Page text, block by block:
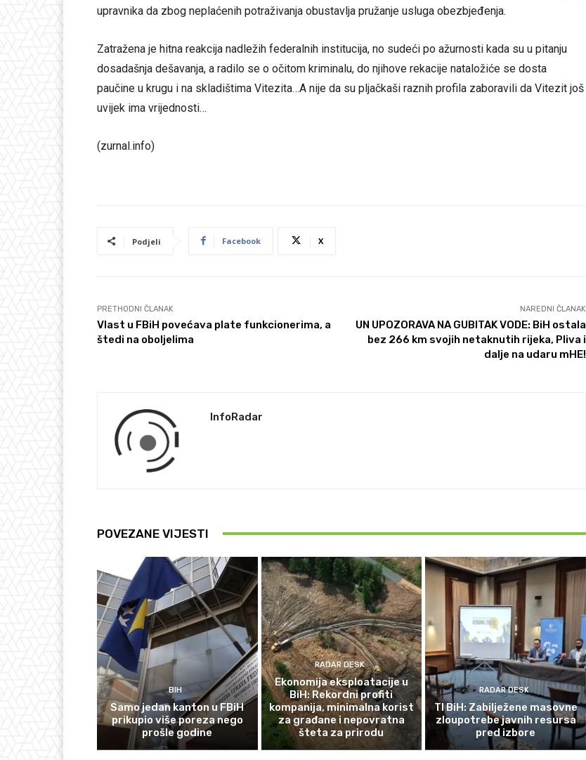
upravnika da zbog neplaćenih potraživanja obustavlja pružanje usluga obezbjeđenja.
Zatražena je hitna reakcija nadležih federalnih institucija, no sudeći po ažurnosti kada su u pitanju
dosadašnja dešavanja, a radilo se o očitom kriminalu, do njihove rekacije nataložiće se dosta
paučine u krugu i na skladištima Vitezita…A nije da su pljačkaši raznih profila zaboravili da Vitezit još
uvijek ima vrijednosti…
(zurnal.info)
Podjeli Facebook X
PRETHODNI ČLANAK
Vlast u FBiH povećava plate funkcionerima, a
štedi na oboljelima
NAREDNI ČLANAK
UN UPOZORAVA NA GUBITAK VODE: BiH ostala
bez 266 km svojih netaknutih rijeka, Pliva i
dalje na udaru mHE!
InfoRadar
POVEZANE VIJESTI
BIH
Samo jedan kanton u FBiH
prikupio više poreza nego
prošle godine
RADAR DESK
Ekonomija eksploatacije u
BiH: Rekordni profiti
kompanija, minimalna korist
za građane i nepovratna
šteta za prirodu
RADAR DESK
TI BiH: Zabilježene masovne
zloupotrebe javnih resursa
pred izbore